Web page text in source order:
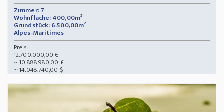
Zimmer: 7
Wohnfläche: 400,00m²
Grundstück: 6.500,00m²
Alpes-Maritimes
Preis:
12.700.000,00 €
~ 10.888.980,00 £
~ 14.048.740,00 $